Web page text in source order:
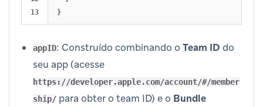
}
appID: Construído combinando o Team ID do
seu app (acesse
https://developer.apple.com/account/#/member
ship/ para obter o team ID) e o Bundle